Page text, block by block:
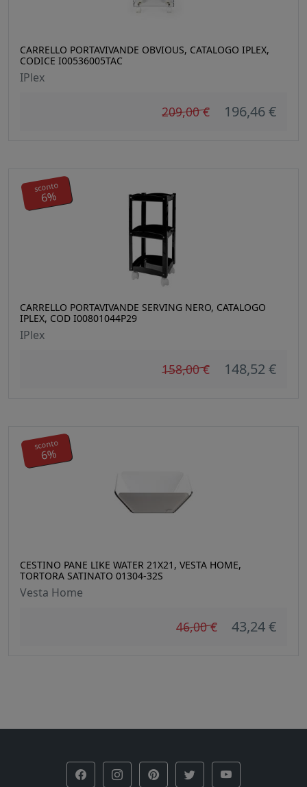
CARRELLO PORTAVIVANDE OBVIOUS, CATALOGO IPLEX,
CODICE I00536005TAC
IPlex
209,00 € 196,46 €
CARRELLO PORTAVIVANDE SERVING NERO, CATALOGO
IPLEX, COD I00801044P29
IPlex
158,00 € 148,52 €
sconto
6%
CESTINO PANE LIKE WATER 21X21, VESTA HOME,
TORTORA SATINATO 01304-32S
Vesta Home
46,00 € 43,24 €
sconto
6%